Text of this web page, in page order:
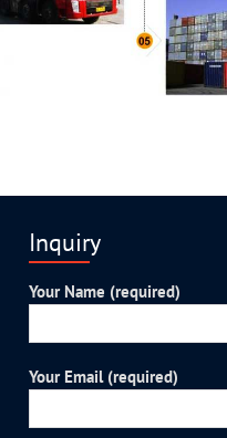
Inquiry
Your Name (required)
Your Email (required)